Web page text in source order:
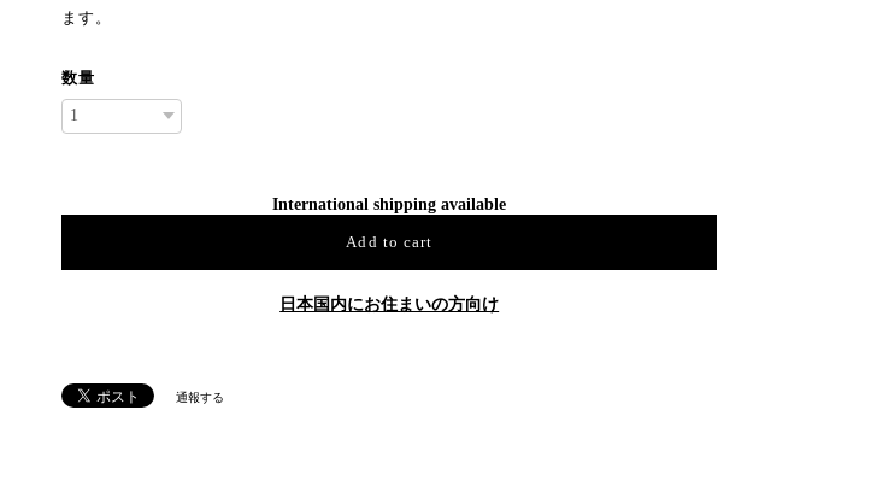
ます。
数量
International shipping available
Add to cart
日本国内にお住まいの方向け
通報する